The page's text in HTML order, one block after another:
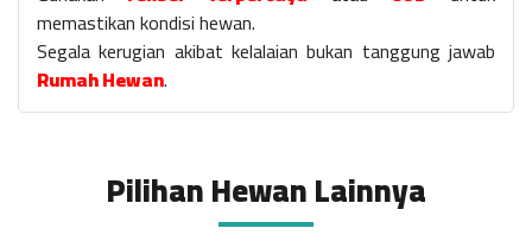
memastikan kondisi hewan.
Segala kerugian akibat kelalaian bukan tanggung jawab
Rumah Hewan.
Pilihan Hewan Lainnya